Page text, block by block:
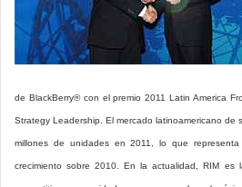
de BlackBerry® con el premio 2011 Latin America
Strategy Leadership. El mercado latinoamericano de
millones de unidades en 2011, lo que
crecimiento sobre 2010. En la actualidad, RIM es